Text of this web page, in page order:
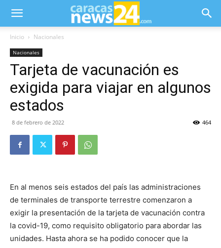
Inicio Nacionales
Nacionales
Tarjeta de vacunación es
exigida para viajar en algunos
estados
8 de febrero de 2022 464
En al menos seis estados del país las administraciones
de terminales de transporte terrestre comenzaron a
exigir la presentación de la tarjeta de vacunación contra
la covid-19, como requisito obligatorio para abordar las
unidades. Hasta ahora se ha podido conocer que la